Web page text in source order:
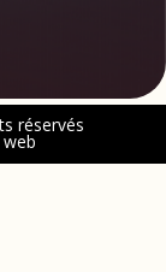
réservés